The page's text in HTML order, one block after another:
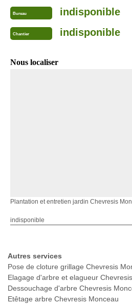
Bureau indisponible
Chantier indisponible
Nous localiser
Plantation et entretien jardin Chevresis
indisponible
Autres services
Pose de cloture grillage Chevresis
Elagage d'arbre et elagueur
Dessouchage d'arbre Chevresis
Etêtage arbre Chevresis Monceau